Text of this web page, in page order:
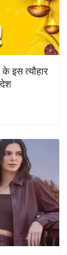
इस त्यौहार